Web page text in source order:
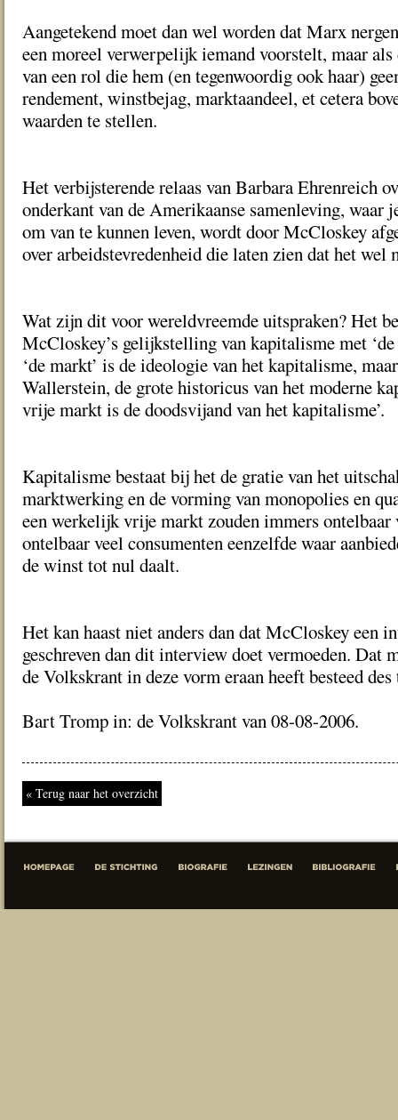
Aangetekend moet dan wel worden dat Marx
een moreel verwerpelijk iemand voorstelt, maar
van een rol die hem (en tegenwoordig ook haar)
rendement, winstbejag, marktaandeel, et cetera
waarden te stellen.
Het verbijsterende relaas van Barbara Ehrenreich
onderkant van de Amerikaanse samenleving, waar
om van te kunnen leven, wordt door McCloskey
over arbeidstevredenheid die laten zien dat het wel
Wat zijn dit voor wereldvreemde uitspraken? Het
McCloskey’s gelijkstelling van kapitalisme met
‘de markt’ is de ideologie van het kapitalisme,
Wallerstein, de grote historicus van het moderne
vrije markt is de doodsvijand van het kapitalisme’.
Kapitalisme bestaat bij het de gratie van het
marktwerking en de vorming van monopolies en
een werkelijk vrije markt zouden immers ontelbaar
ontelbaar veel consumenten eenzelfde waar
de winst tot nul daalt.
Het kan haast niet anders dan dat McCloskey een
geschreven dan dit interview doet vermoeden. Dat
de Volkskrant in deze vorm eraan heeft besteed des
Bart Tromp in: de Volkskrant van 08-08-2006.
« Terug naar het overzicht